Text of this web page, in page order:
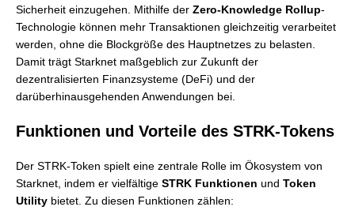
Sicherheit einzugehen. Mithilfe der Zero-Knowledge Rollup-
Technologie können mehr Transaktionen gleichzeitig verarbeitet
werden, ohne die Blockgröße des Hauptnetzes zu belasten.
Damit trägt Starknet maßgeblich zur Zukunft der
dezentralisierten Finanzsysteme (DeFi) und der
darüberhinausgehenden Anwendungen bei.
Funktionen und Vorteile des STRK-Tokens
Der STRK-Token spielt eine zentrale Rolle im Ökosystem von
Starknet, indem er vielfältige STRK Funktionen und Token
Utility bietet. Zu diesen Funktionen zählen: